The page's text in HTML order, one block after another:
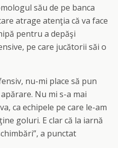
său de pe banca
atrage atenţia că va face
pentru a depăşi
pe care jucătorii săi o
nu-mi place să pun
Nu mi s-a mai
ca echipele pe care le-am
goluri. E clar că la iarnă
a punctat